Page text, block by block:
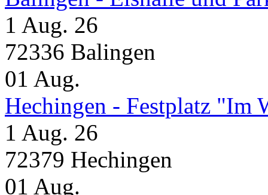
1 Aug. 26
72336 Balingen
01 Aug.
Hechingen - Festplatz "Im
1 Aug. 26
72379 Hechingen
01 Aug.